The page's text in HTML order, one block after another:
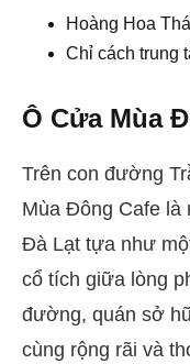
Hoàng Hoa
Chỉ cách trung
Ô Cửa Mùa
Trên con đường
Mùa Đông Cafe là
Đà Lạt tựa như
cổ tích giữa lòng
đường, quán sở
cùng rộng rãi và